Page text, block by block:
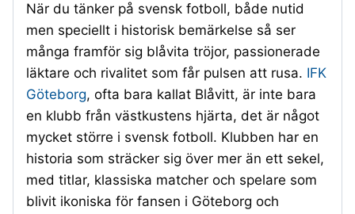
När du tänker på svensk fotboll, både nutid
men speciellt i historisk bemärkelse så ser
många framför sig blåvita tröjor, passionerade
läktare och rivalitet som får pulsen att rusa. IFK
Göteborg, ofta bara kallat Blåvitt, är inte bara
en klubb från västkustens hjärta, det är något
mycket större i svensk fotboll. Klubben har en
historia som sträcker sig över mer än ett sekel,
med titlar, klassiska matcher och spelare som
blivit ikoniska för fansen i Göteborg och